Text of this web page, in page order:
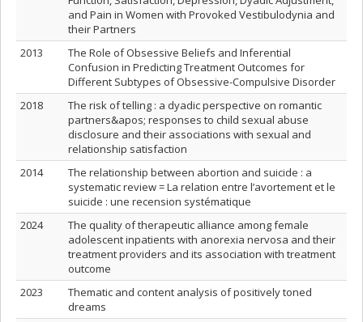
and Pain in Women with Provoked Vestibulodynia and
their Partners
2013
The Role of Obsessive Beliefs and Inferential
Confusion in Predicting Treatment Outcomes for
Different Subtypes of Obsessive-Compulsive Disorder
2018
The risk of telling : a dyadic perspective on romantic
partners&apos; responses to child sexual abuse
disclosure and their associations with sexual and
relationship satisfaction
2014
The relationship between abortion and suicide : a
systematic review = La relation entre l’avortement et le
suicide : une recension systématique
2024
The quality of therapeutic alliance among female
adolescent inpatients with anorexia nervosa and their
treatment providers and its association with treatment
outcome
2023
Thematic and content analysis of positively toned
dreams